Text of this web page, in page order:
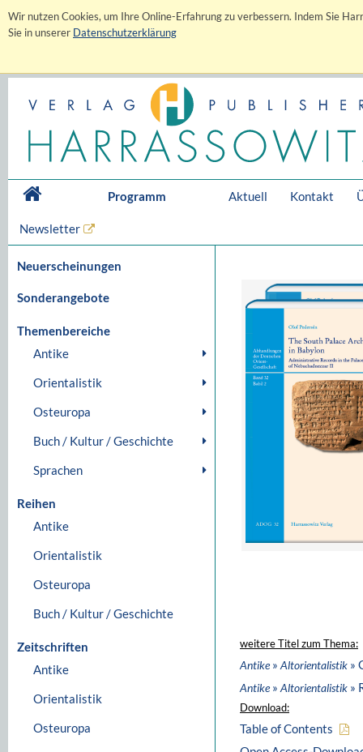
Wir nutzen Cookies, um Ihre Online-Erfahrung zu verbessern. Indem Sie
Sie in unserer Datenschutzerklärung
Programm Aktuell Kontakt
Newsletter
Neuerscheinungen
Sonderangebote
Themenbereiche
Antike
Orientalistik
Osteuropa
Buch / Kultur / Geschichte
Sprachen
Reihen
Antike
Orientalistik
Osteuropa
Buch / Kultur / Geschichte
Zeitschriften
Antike
Orientalistik
Osteuropa
weitere Titel zum Thema:
Antike» Altorientalistik »
Antike» Altorientalistik »
Download:
Table of Contents